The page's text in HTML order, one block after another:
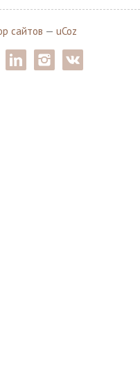
сайтов — uCoz
google-pllinkedin instagram